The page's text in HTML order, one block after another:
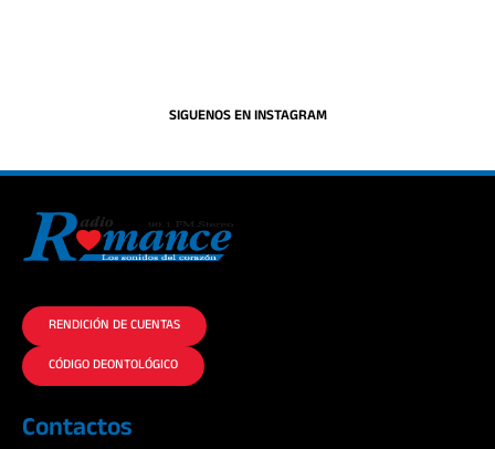
SIGUENOS EN INSTAGRAM
RENDICIÓN DE CUENTAS
CÓDIGO DEONTOLÓGICO
Contactos